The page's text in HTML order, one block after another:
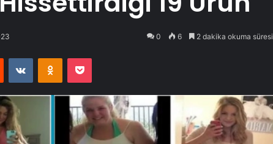
0 6 2 dakika okuma süresi
Reddit VKontakteOdnoklassniki
Pocket